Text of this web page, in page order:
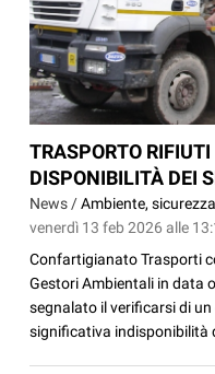
TRASPORTO
DISPONIBILITÀ DEI
News /Ambiente,
venerdì 13 feb 2026 alle
Confartigianato Trasporti
Gestori Ambientali in data
segnalato il verificarsi di
significativa indisponibilità